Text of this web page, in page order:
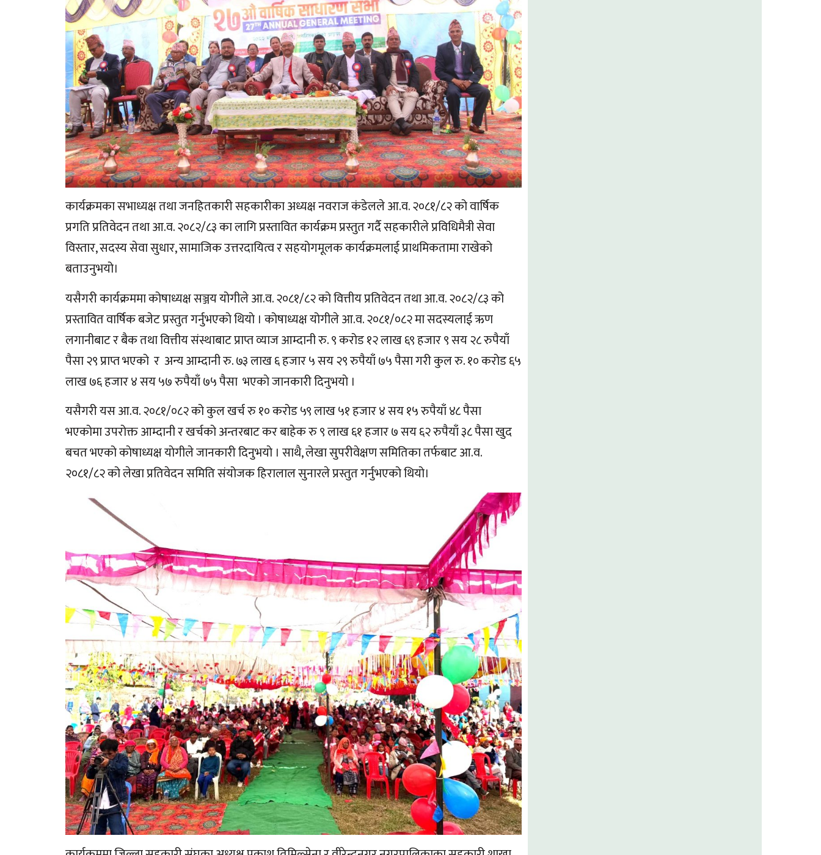
कार्यक्रमका सभाध्यक्ष तथा जनहितकारी सहकारीका अध्यक्ष नवराज कंडेलले आ.व. २०८१/८२ को वार्षिक
प्रगति प्रतिवेदन तथा आ.व. २०८२/८३ का लागि प्रस्तावित कार्यक्रम प्रस्तुत गर्दै सहकारीले प्रविधिमैत्री सेवा
विस्तार, सदस्य सेवा सुधार, सामाजिक उत्तरदायित्व र सहयोगमूलक कार्यक्रमलाई प्राथमिकतामा राखेको
बताउनुभयो।
यसैगरी कार्यक्रममा कोषाध्यक्ष सञ्जय योगीले आ.व. २०८१/८२ को वित्तीय प्रतिवेदन तथा आ.व. २०८२/८३ को
प्रस्तावित वार्षिक बजेट प्रस्तुत गर्नुभएकाे थियाे । कोषाध्यक्ष योगीले आ.व. २०८१/०८२ मा सदस्यलाई ऋण
लगानीबाट र बैक तथा वित्तीय संस्थाबाट प्राप्त व्याज आम्दानी रु. ९ करोड १२ लाख ६९ हजार ९ सय २८ रुपैयाँ
पैसा २९ प्राप्त भएको र अन्य आम्दानी रु. ७३ लाख ६ हजार ५ सय २९ रुपैयाँ ७५ पैसा गरी कुल रु. १० करोड ६५
लाख ७६ हजार ४ सय ५७ रुपैयाँ ७५ पैसा भएकाे जानकारी दिनुभयाे ।
यसैगरी यस आ.व. २०८१/०८२ को कुल खर्च रु १० करोड ५९ लाख ५१ हजार ४ सय १५ रुपैयाँ ४८ पैसा
भएकोमा उपरोक्त आम्दानी र खर्चको अन्तरबाट कर बाहेक रु ९ लाख ६१ हजार ७ सय ६२ रुपैयाँ ३८ पैसा खुद
बचत भएको काेषाध्यक्ष याेगीले जानकारी दिनुभयाे । साथै, लेखा सुपरीवेक्षण समितिका तर्फबाट आ.व.
२०८१/८२ को लेखा प्रतिवेदन समिति संयोजक हिरालाल सुनारले प्रस्तुत गर्नुभएको थियो।